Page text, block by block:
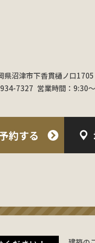
県沼津市下香貫樋ノ口1705
7327 営業時間：9:30
約する